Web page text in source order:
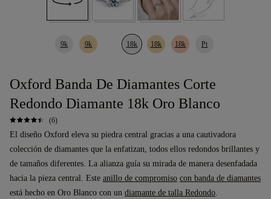
9k 9k 18k 18k 18k Pt
Oxford Banda De Diamantes Corte
Redondo Diamante 18k Oro Blanco
(6)
El diseño Oxford eleva su piedra central gracias a una cautivadora
colección de diamantes que la enfatizan, todos ellos redondos brillantes y
de tamaños diferentes. La alianza guía su mirada de manera desenfadada
hacia la pieza central. Este anillo de compromiso con banda de diamantes
está hecho en Oro Blanco con un diamante de talla Redondo.